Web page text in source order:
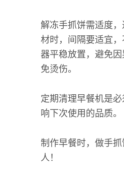
解冻手抓饼需适度
材时，间隔要适宜
器平稳放置，避免
免烫伤。
定期清理早餐机是
响下次使用的品质。
制作早餐时，做手
人！